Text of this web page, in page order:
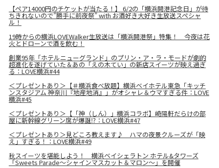
【ペア14000円のチケットが当たる！】 6/2の「横浜開港記念日」が待
ちきれないので”勝手に前夜祭” with お酒好き大好き生放送スペシャ
ル！
19時からの横浜LOVEWalker生放送は「横浜開港祭」特集！ 今夜は花
火とドローンで酒を飲む！
創業95年「ホテルニューグランド」のプリン・ア・ラ・モードが劇的
超進化を遂げていた＆あの「えの木てい」の新店スイーツが映え過ぎ
る：LOVE横浜#44
＜プレゼントあり＞【＃横浜食べ放題】横浜ベイホテル東急「キッチ
ンスタジアム 神奈川『地産地消』」がオシャレ＆ウマすぎる件：LOVE
横浜#45
＜プレゼントあり＞【「神（しん）」横浜コラボ】崎陽軒だらけの部
屋に新幹線グリーン席が爆誕⁉：LOVE横浜#47
＜プレゼントあり＞見どころ教えます♪ ハマの夜景クルーズが「映
え」すぎる！：LOVE横浜#49
秋スイーツを堪能しよう！ 横浜ベイシェラトン ホテル&タワーズ
「Sweets Parade～シャインマスカット＆マロン～」を開催